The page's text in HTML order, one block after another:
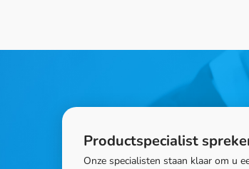
Productspecialist
Onze specialisten staan klaar om u